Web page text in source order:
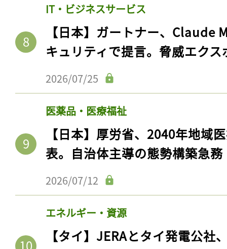
IT・ビジネスサービス
【日本】ガートナー、Claude
キュリティで提言。脅威エク
2026/07/25
医薬品・医療福祉
【日本】厚労省、2040年地域
表。自治体主導の態勢構築急務
2026/07/12
エネルギー・資源
【タイ】JERAとタイ発電公社
記事をお気に入りに
ログインが必
会員登録